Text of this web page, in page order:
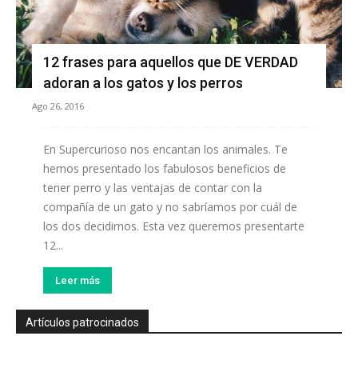
12 frases para aquellos que DE VERDAD
adoran a los gatos y los perros
Ago 26, 2016
En Supercurioso nos encantan los animales. Te
hemos presentado los fabulosos beneficios de
tener perro y las ventajas de contar con la
compañía de un gato y no sabríamos por cuál de
los dos decidirnos. Esta vez queremos presentarte
12...
Leer más
Artículos patrocinados